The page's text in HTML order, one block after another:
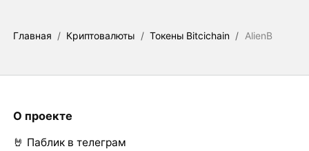
Главная / Криптовалюты / Токены Bitcichain / AlienB
О проекте
🤘 Паблик в телеграм